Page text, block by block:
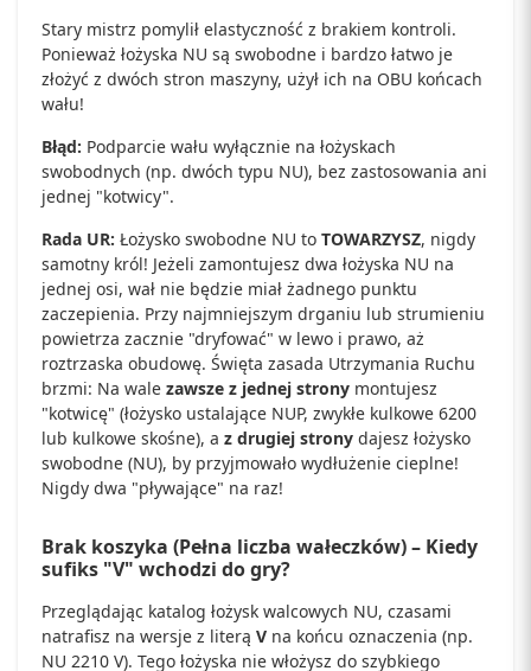
Stary mistrz pomylił elastyczność z brakiem kontroli.
Ponieważ łożyska NU są swobodne i bardzo łatwo je
złożyć z dwóch stron maszyny, użył ich na OBU końcach
wału!
Błąd: Podparcie wału wyłącznie na łożyskach
swobodnych (np. dwóch typu NU), bez zastosowania ani
jednej "kotwicy".
Rada UR: Łożysko swobodne NU to TOWARZYSZ, nigdy
samotny król! Jeżeli zamontujesz dwa łożyska NU na
jednej osi, wał nie będzie miał żadnego punktu
zaczepienia. Przy najmniejszym drganiu lub strumieniu
powietrza zacznie "dryfować" w lewo i prawo, aż
roztrzaska obudowę. Święta zasada Utrzymania Ruchu
brzmi: Na wale zawsze z jednej strony montujesz
"kotwicę" (łożysko ustalające NUP, zwykłe kulkowe 6200
lub kulkowe skośne), a z drugiej strony dajesz łożysko
swobodne (NU), by przyjmowało wydłużenie cieplne!
Nigdy dwa "pływające" na raz!
Brak koszyka (Pełna liczba wałeczków) – Kiedy
sufiks "V" wchodzi do gry?
Przeglądając katalog łożysk walcowych NU, czasami
natrafisz na wersje z literą V na końcu oznaczenia (np.
NU 2210 V). Tego łożyska nie włożysz do szybkiego